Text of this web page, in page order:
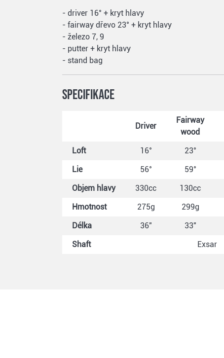
- driver 16° + kryt hlavy
- fairway dřevo 23° + kryt hlavy
- železo 7, 9
- putter + kryt hlavy
- stand bag
Specifikace
Driver
Fairway
wood
Loft 16° 23°
Lie
56° 59°
Objem hlavy
330cc 130cc
Hmotnost
275g 299g
Délka
36" 33"
Shaft
Exsar